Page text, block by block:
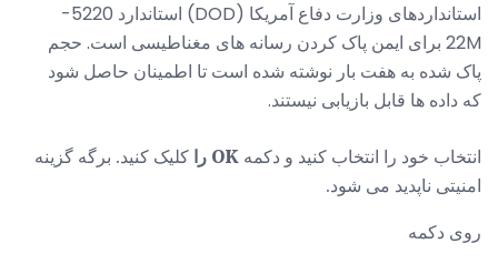
استانداردهای وزارت دفاع آمریکا (DOD) استاندارد 5220-
22M برای ایمن پاک کردن رسانه های مغناطیسی است. حجم
پاک شده به هفت بار نوشته شده است تا اطمینان حاصل شود
که داده ها قابل بازیابی نیستند.
انتخاب خود را انتخاب کنید و دکمه OK را
کلیک کنید. برگه گزینه
امنیتی ناپدید می شود.
روی دکمه